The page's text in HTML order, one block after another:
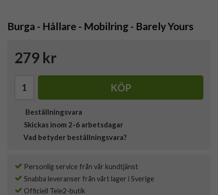
Burga - Hållare - Mobilring - Barely Yours
279 kr
KÖP
Beställningsvara
Skickas inom 2-6 arbetsdagar
Vad betyder beställningsvara?
Personlig service från vår kundtjänst
Snabba leveranser från vårt lager i Sverige
Officiell Tele2-butik